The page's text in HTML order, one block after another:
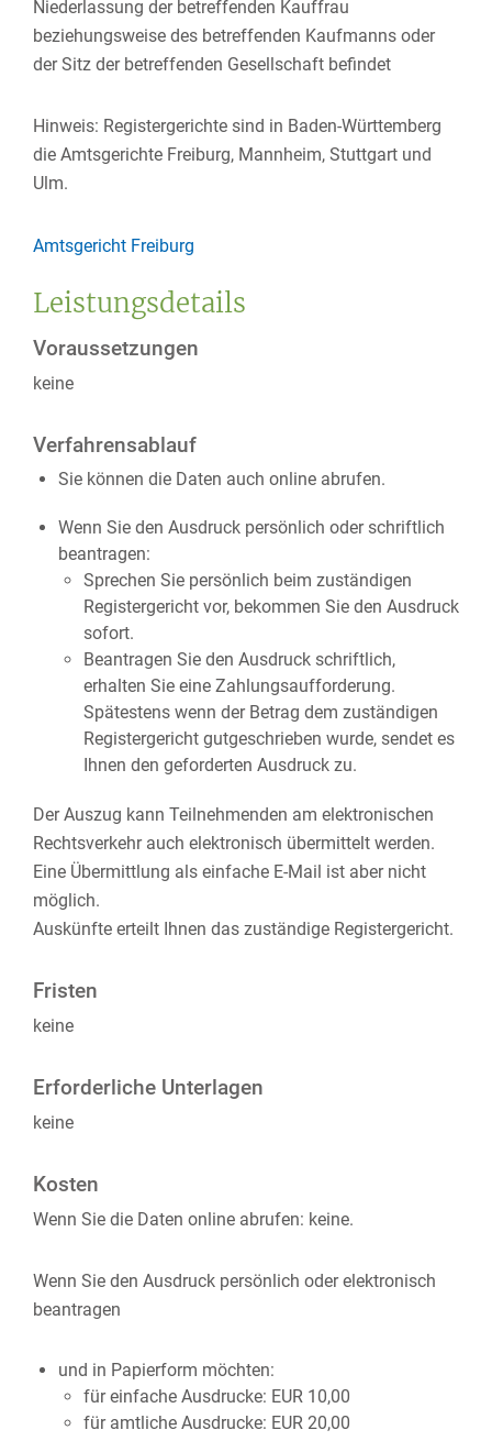
Niederlassung der betreffenden Kauffrau
beziehungsweise des betreffenden Kaufmanns oder
der Sitz der betreffenden Gesellschaft befindet
Hinweis: Registergerichte sind in Baden-Württemberg
die Amtsgerichte Freiburg, Mannheim, Stuttgart und
Ulm.
Amtsgericht Freiburg
Leistungsdetails
Voraussetzungen
keine
Verfahrensablauf
Sie können die Daten auch online abrufen.
Wenn Sie den Ausdruck persönlich oder schriftlich
beantragen:
Sprechen Sie persönlich beim zuständigen
Registergericht vor, bekommen Sie den Ausdruck
sofort.
Beantragen Sie den Ausdruck schriftlich,
erhalten Sie eine Zahlungsaufforderung.
Spätestens wenn der Betrag dem zuständigen
Registergericht gutgeschrieben wurde, sendet es
Ihnen den geforderten Ausdruck zu.
Der Auszug kann Teilnehmenden am elektronischen
Rechtsverkehr auch elektronisch übermittelt werden.
Eine Übermittlung als einfache E-Mail ist aber nicht
möglich.
Auskünfte erteilt Ihnen das zuständige Registergericht.
Fristen
keine
Erforderliche Unterlagen
keine
Kosten
Wenn Sie die Daten online abrufen: keine.
Wenn Sie den Ausdruck persönlich oder elektronisch
beantragen
und in Papierform möchten:
für einfache Ausdrucke: EUR 10,00
für amtliche Ausdrucke: EUR 20,00